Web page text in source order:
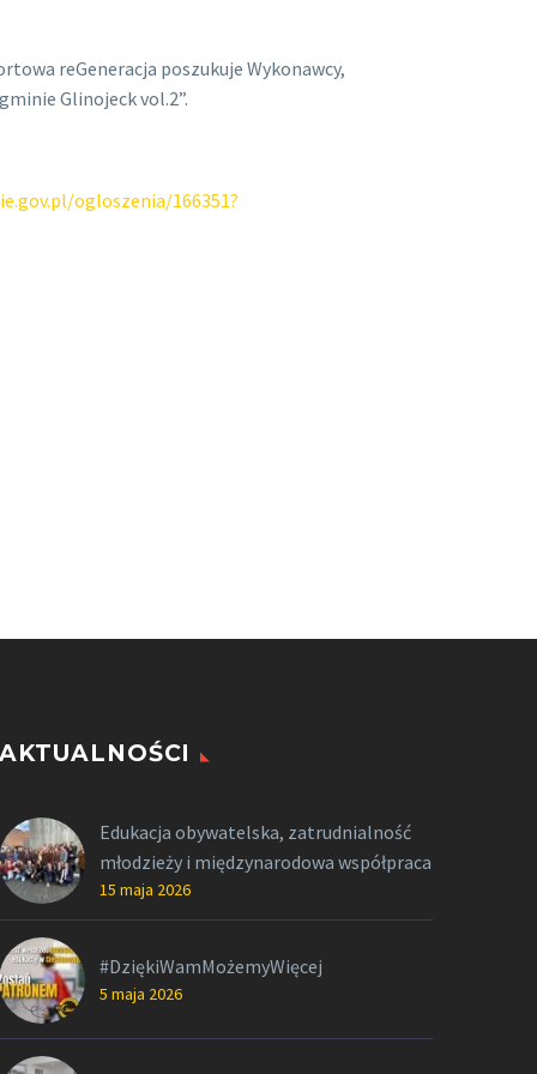
reGeneracja poszukuje Wykonawcy,
Glinojeck vol.2”.
ogloszenia/166351?
AKTUALNOŚCI
Edukacja obywatelska, zatrudnialność
młodzieży i międzynarodowa współpraca
15 maja 2026
#DziękiWamMożemyWięcej
5 maja 2026